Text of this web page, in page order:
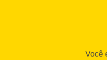
Você